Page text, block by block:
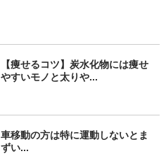
【痩せるコツ】炭水化物には痩せ
やすいモノと太りや...
車移動の方は特に運動しないとま
ずい...